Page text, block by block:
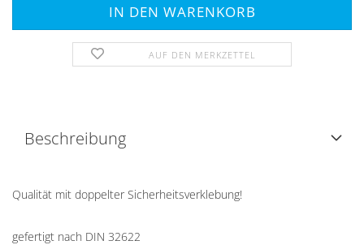
AUF DEN MERKZETTEL
Beschreibung
Qualität mit doppelter Sicherheitsverklebung!
gefertigt nach DIN 32622